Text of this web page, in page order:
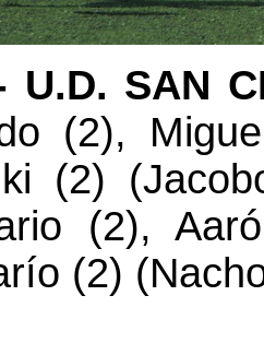
U.D. SAN
(2),
(2)
(2),
(2)